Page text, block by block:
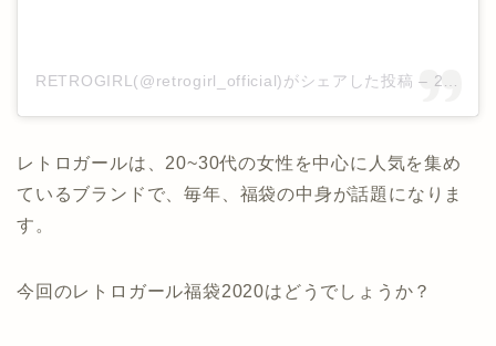
RETROGIRL(@retrogirl_official)がシェアした投稿 – 2019年11月月3日午前12時58分PDT
レトロガールは、20~30代の女性を中心に人気を集め
ているブランドで、毎年、福袋の中身が話題になりま
す。
今回のレトロガール福袋2020はどうでしょうか？